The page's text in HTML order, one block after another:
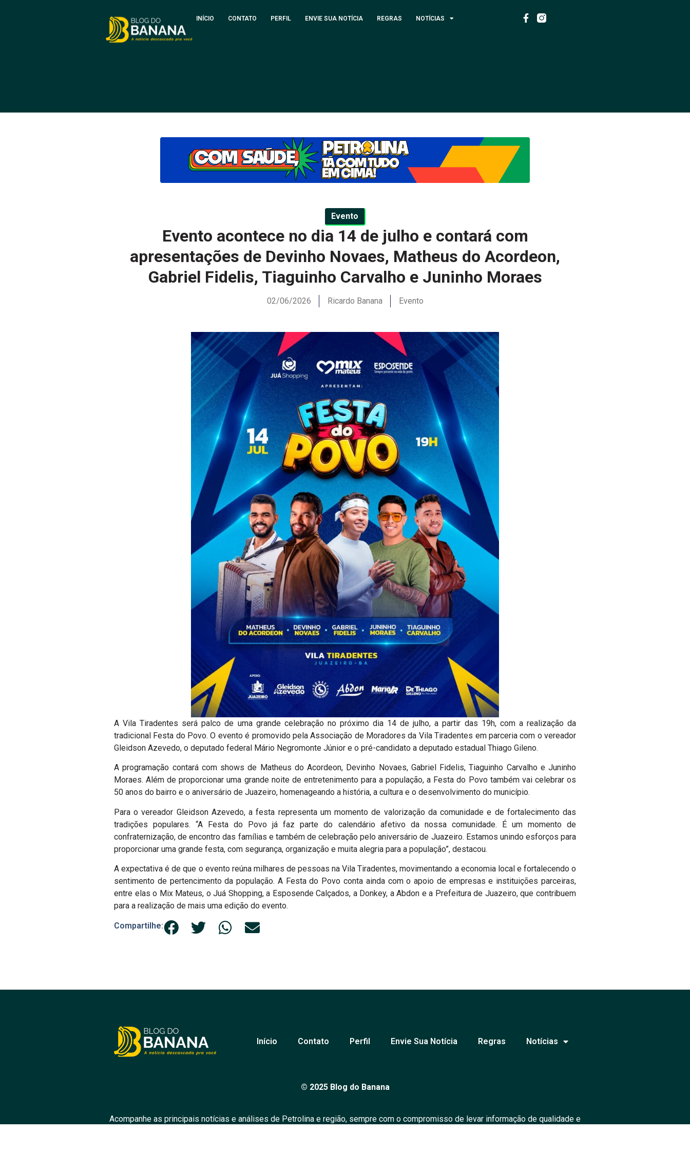
INÍCIO CONTATO PERFIL ENVIE SUA NOTÍCIA REGRAS NOTÍCIAS
Evento
Evento acontece no dia 14 de julho e contará com
apresentações de Devinho Novaes, Matheus do Acordeon,
Gabriel Fidelis, Tiaguinho Carvalho e Juninho Moraes
02/06/2026 Ricardo Banana Evento
A Vila Tiradentes será palco de uma grande celebração no próximo dia 14 de julho, a partir das 19h, com a realização da
tradicional Festa do Povo. O evento é promovido pela Associação de Moradores da Vila Tiradentes em parceria com o vereador
Gleidson Azevedo, o deputado federal Mário Negromonte Júnior e o pré-candidato a deputado estadual Thiago Gileno.
A programação contará com shows de Matheus do Acordeon, Devinho Novaes, Gabriel Fidelis, Tiaguinho Carvalho e Juninho
Moraes. Além de proporcionar uma grande noite de entretenimento para a população, a Festa do Povo também vai celebrar os
50 anos do bairro e o aniversário de Juazeiro, homenageando a história, a cultura e o desenvolvimento do município.
Para o vereador Gleidson Azevedo, a festa representa um momento de valorização da comunidade e de fortalecimento das
tradições populares. “A Festa do Povo já faz parte do calendário afetivo da nossa comunidade. É um momento de
confraternização, de encontro das famílias e também de celebração pelo aniversário de Juazeiro. Estamos unindo esforços para
proporcionar uma grande festa, com segurança, organização e muita alegria para a população”, destacou.
A expectativa é de que o evento reúna milhares de pessoas na Vila Tiradentes, movimentando a economia local e fortalecendo o
sentimento de pertencimento da população. A Festa do Povo conta ainda com o apoio de empresas e instituições parceiras,
entre elas o Mix Mateus, o Juá Shopping, a Esposende Calçados, a Donkey, a Abdon e a Prefeitura de Juazeiro, que contribuem
para a realização de mais uma edição do evento.
Compartilhe:
Início Contato Perfil Envie Sua Notícia Regras Notícias
© 2025 Blog do Banana
Acompanhe as principais notícias e análises de Petrolina e região, sempre com o compromisso de levar informação de qualidade e